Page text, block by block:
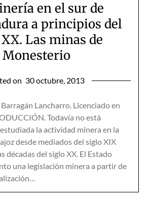
en el sur de
a principios del
Las minas de
Monesterio
on 30 octubre, 2013
Lancharro. Licenciado en
Todavía no está
la actividad minera en la
desde mediados del siglo XIX
décadas del siglo XX. El Estado
una legislación minera a partir de